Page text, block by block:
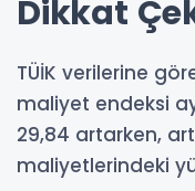
Dikkat
TÜİK verilerine
maliyet endeksi
29,84 artarken,
maliyetlerindeki